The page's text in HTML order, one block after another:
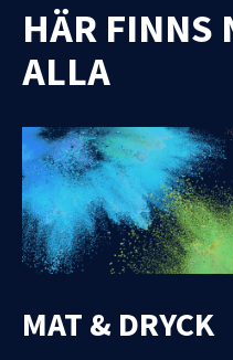
HÄR FINNS
ALLA
HIGHLIGHT
SLUTSPEL
MAT & DRYCK